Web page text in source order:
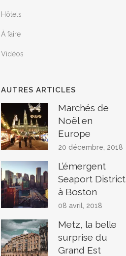
Hôtels
À faire
Vidéos
AUTRES ARTICLES
Marchés de
Noël en
Europe
20 décembre, 2018
L’émergent
Seaport District
à Boston
08 avril, 2018
Metz, la belle
surprise du
Grand Est